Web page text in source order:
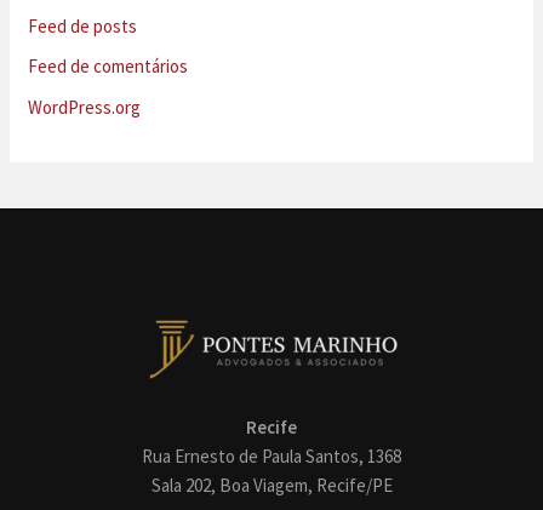
Feed de posts
Feed de comentários
WordPress.org
Recife
Rua Ernesto de Paula Santos, 1368
Sala 202, Boa Viagem, Recife/PE